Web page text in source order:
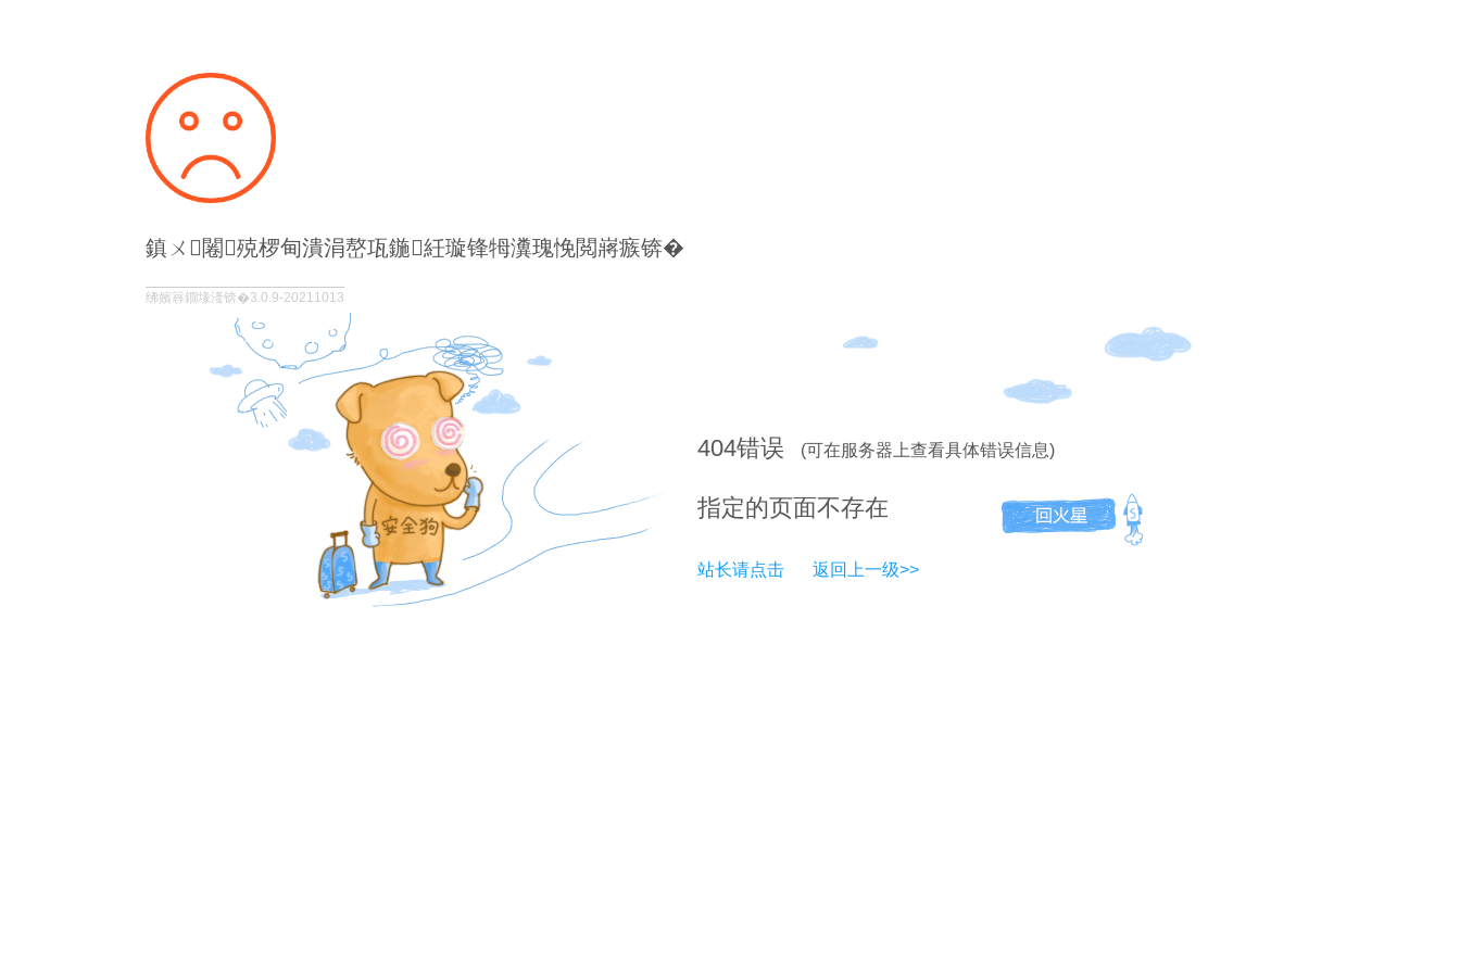
鎮ㄨ闂殑椤甸潰涓嶅瓨鍦紝璇锋牳瀵瑰悗閲嶈瘯锛�
绋嬪簭鐗堟湰锛�3.0.9-20211013
404错误 (可在服务器上查看具体错误信息)
指定的页面不存在
站长请点击 返回上一级>>